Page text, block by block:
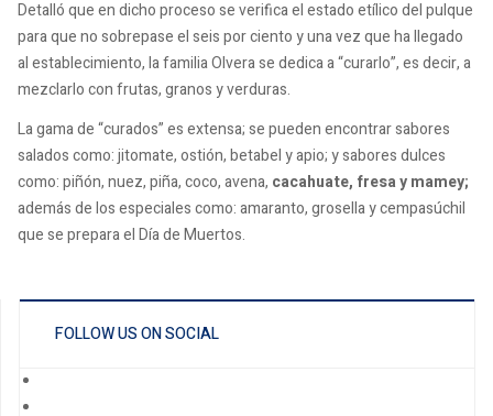
Detalló que en dicho proceso se verifica el estado etílico del pulque
para que no sobrepase el seis por ciento y una vez que ha llegado
al establecimiento, la familia Olvera se dedica a “curarlo”, es decir, a
mezclarlo con frutas, granos y verduras.
La gama de “curados” es extensa; se pueden encontrar sabores
salados como: jitomate, ostión, betabel y apio; y sabores dulces
como: piñón, nuez, piña, coco, avena, cacahuate, fresa y mamey;
además de los especiales como: amaranto, grosella y cempasúchil
que se prepara el Día de Muertos.
FOLLOW US ON SOCIAL